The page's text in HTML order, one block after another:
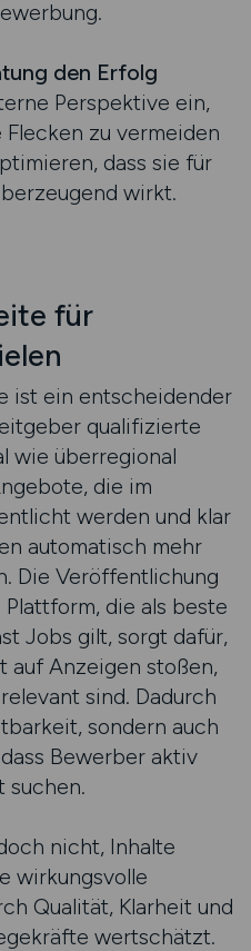
den Erfolg
Perspektive ein,
zu vermeiden
dass sie für
wirkt.
für
ist ein entscheidender
qualifizierte
wie überregional
die im
werden und klar
automatisch mehr
Die Veröffentlichung
die als beste
Jobs gilt, sorgt dafür,
auf Anzeigen stoßen,
sind. Dadurch
sondern auch
Bewerber aktiv
suchen.
nicht, Inhalte
wirkungsvolle
Qualität, Klarheit und
wertschätzt.